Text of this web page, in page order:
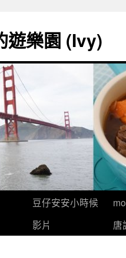
遊樂園 (Ivy)
豆仔安安小時候
影片
唐